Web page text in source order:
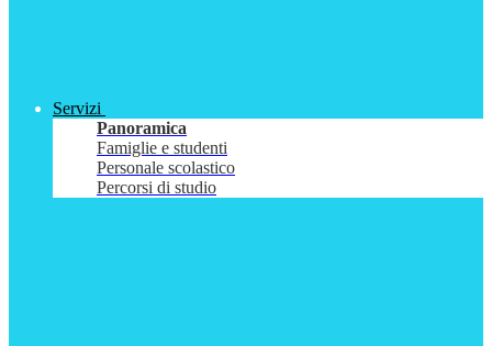
Servizi
Panoramica
Famiglie e studenti
Personale scolastico
Percorsi di studio